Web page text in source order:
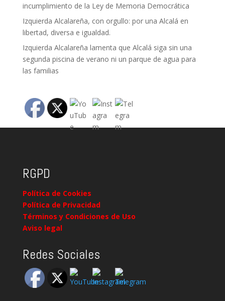
incumplimiento de la Ley de Memoria Democrática
Izquierda Alcalareña, con orgullo: por una Alcalá en
libertad, diversa e igualdad.
Izquierda Alcalareña lamenta que Alcalá siga sin una
segunda piscina de verano ni un parque de agua para
las familias
RGPD
Política de Cookies
Política de Privacidad
Términos y Condiciones de Uso
Aviso legal
Redes Sociales